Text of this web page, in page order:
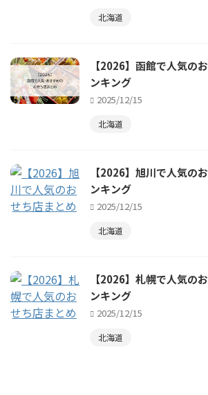
北海道
【2026】函館で人気の
ンキング
2025/12/15
北海道
【2026】旭川で人気の
ンキング
2025/12/15
北海道
【2026】札幌で人気の
ンキング
2025/12/15
北海道